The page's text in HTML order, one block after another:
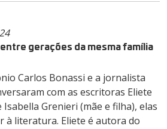
gerações da mesma família
Carlos Bonassi e a jornalista
com as escritoras Eliete
Grenieri (mãe e filha), elas
à literatura. Eliete é autora do